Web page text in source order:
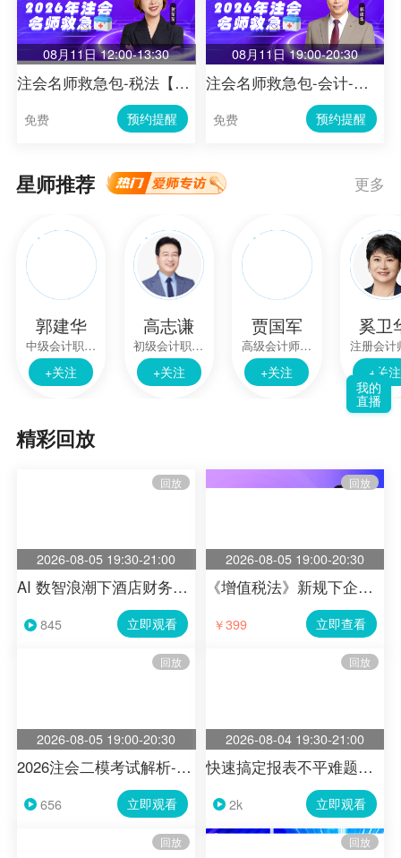
08月11日 12:00-13:30
注会名师救急包-税法【第11节】
免费 预约提醒
08月11日 19:00-20:30
注会名师救急包-会计-第二节
免费 预约提醒
星师推荐 更多
郭建华
中级会计职称,注册会计师,资产评估师
+关注
高志谦
初级会计职称,中级会计职称,注册会计师
+关注
贾国军
高级会计师,注册会计师
+关注
奚卫
+关注
精彩回放
2026-08-05 19:30-21:00
回放
AI 数智浪潮下酒店财务成本管理、税务风控与社保应对
845 立即观看
2026-08-05 19:00-20:30
回放
《增值税法》新规下企业核心税务风险与全流程防范指南（第11节）
￥399 立即查看
2026-08-05 19:00-20:30
回放
2026注会二模考试解析-战略
656 立即观看
2026-08-04 19:30-21:00
回放
快速搞定报表不平难题，白话拆解三大报表逻辑
2k 立即观看
回放 回放
我的
直播